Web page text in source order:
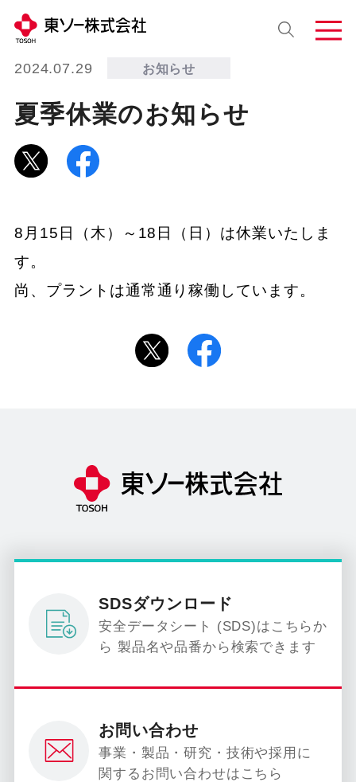
2024.07.29 お知らせ
夏季休業のお知らせ
8月15日（木）～18日（日）は休業いたしま
す。
尚、プラントは通常通り稼働しています。
SDSダウンロード
安全データシート (SDS)はこちらか
ら 製品名や品番から検索できます
お問い合わせ
事業・製品・研究・技術や採用に
関するお問い合わせはこちら